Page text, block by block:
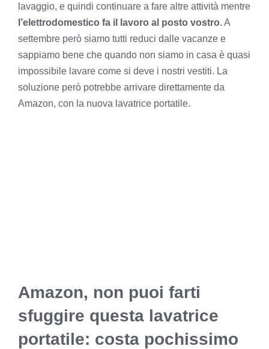
lavaggio, e quindi continuare a fare altre attività mentre
l’elettrodomestico fa il lavoro al posto vostro. A
settembre però siamo tutti reduci dalle vacanze e
sappiamo bene che quando non siamo in casa è quasi
impossibile lavare come si deve i nostri vestiti. La
soluzione però potrebbe arrivare direttamente da
Amazon, con la nuova lavatrice portatile.
Amazon, non puoi farti
sfuggire questa lavatrice
portatile: costa pochissimo